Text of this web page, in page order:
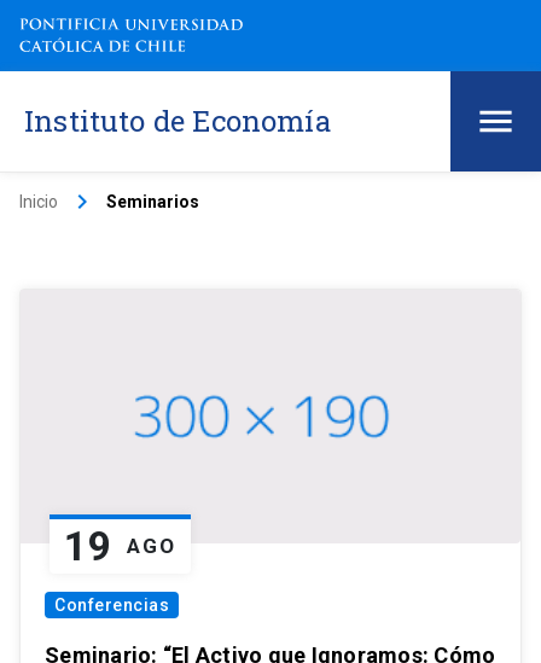
Instituto de Economía
Inicio keyboard_arrow_right Seminarios
19 AGO
Conferencias
Seminario: “El Activo que Ignoramos: Cómo